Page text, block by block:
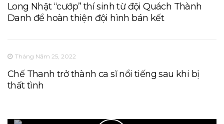
Long Nhật “cướp” thí sinh từ đội Quách Thành
Danh để hoàn thiện đội hình bán kết
Tháng Năm 25, 2022
Chế Thanh trở thành ca sĩ nổi tiếng sau khi bị
thất tình